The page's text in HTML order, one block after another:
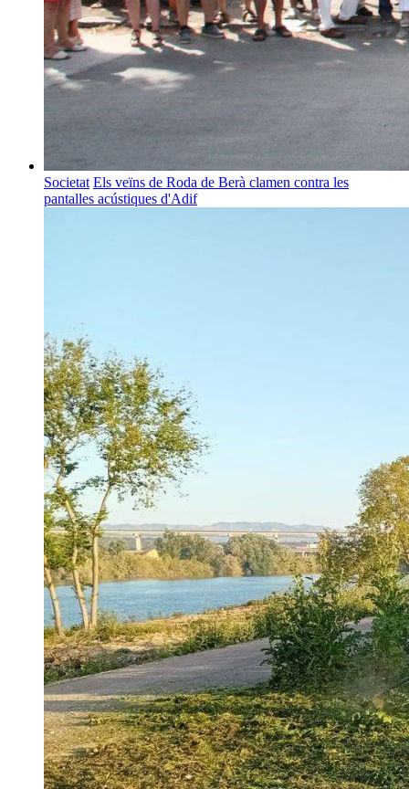
Societat Els veïns de Roda de Berà clamen contra les
pantalles acústiques d'Adif